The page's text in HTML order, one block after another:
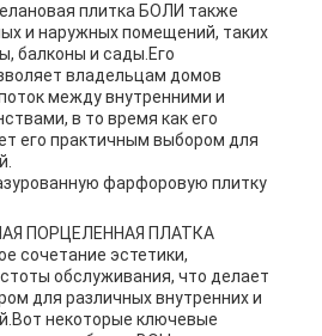
плитка БОЛИ также
и наружных помещений, таких
балконы и сады.Его
владельцам домов
между внутренними и
в то время как его
его практичным выбором для
фарфоровую плитку
ПОРЦЕЛЕННАЯ ПЛАТКА
сочетание эстетики,
обслуживания, что делает
для различных внутренних и
некоторые ключевые